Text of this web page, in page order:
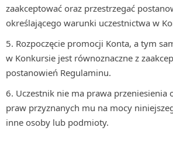
zaakceptować oraz przestrzegać
określającego warunki uczestnictwa w
Rozpoczęcie promocji Konta, a tym
w Konkursie jest równoznaczne z
postanowień Regulaminu.
Uczestnik nie ma prawa
praw przyznanych mu na mocy
inne osoby lub podmioty.